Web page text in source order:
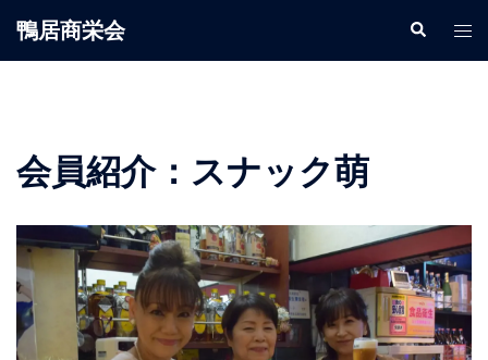
鴨居商栄会
会員紹介：スナック萌